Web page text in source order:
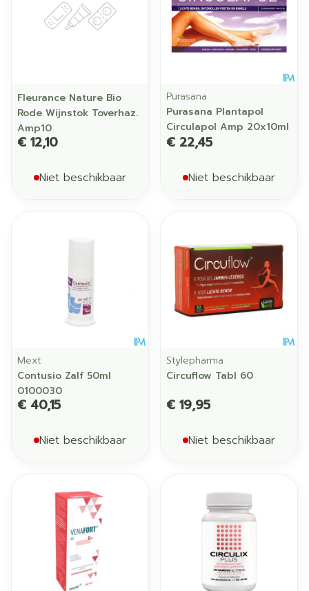
Fleurance Nature Bio
Rode Wijnstok Toverhaz.
Amp10
€ 12,10
Niet beschikbaar
Purasana
Purasana Plantapol
Circulapol Amp 20x10ml
€ 22,45
Niet beschikbaar
Mext
Contusio Zalf 50ml
0100030
€ 40,15
Niet beschikbaar
Stylepharma
Circuflow Tabl 60
€ 19,95
Niet beschikbaar